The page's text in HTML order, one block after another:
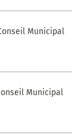
Municipal
Municipal